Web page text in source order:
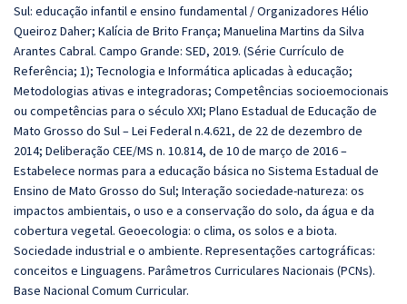
Sul: educação infantil e ensino fundamental / Organizadores Hélio
Queiroz Daher; Kalícia de Brito França; Manuelina Martins da Silva
Arantes Cabral. Campo Grande: SED, 2019. (Série Currículo de
Referência; 1); Tecnologia e Informática aplicadas à educação;
Metodologias ativas e integradoras; Competências socioemocionais
ou competências para o século XXI; Plano Estadual de Educação de
Mato Grosso do Sul – Lei Federal n.4.621, de 22 de dezembro de
2014; Deliberação CEE/MS n. 10.814, de 10 de março de 2016 –
Estabelece normas para a educação básica no Sistema Estadual de
Ensino de Mato Grosso do Sul; Interação sociedade-natureza: os
impactos ambientais, o uso e a conservação do solo, da água e da
cobertura vegetal. Geoecologia: o clima, os solos e a biota.
Sociedade industrial e o ambiente. Representações cartográficas:
conceitos e Linguagens. Parâmetros Curriculares Nacionais (PCNs).
Base Nacional Comum Curricular.